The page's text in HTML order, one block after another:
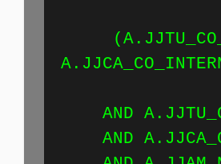
AND
AND